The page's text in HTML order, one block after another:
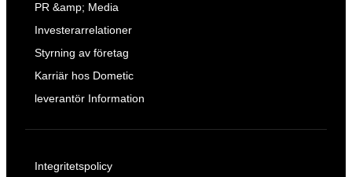
PR &amp; Media
Investerarrelationer
Styrning av företag
Karriär hos Dometic
leverantör Information
Integritetspolicy